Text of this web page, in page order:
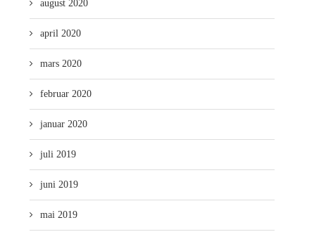
august 2020
april 2020
mars 2020
februar 2020
januar 2020
juli 2019
juni 2019
mai 2019